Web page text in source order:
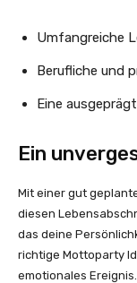
Umfangreiche
Berufliche und
Eine
Ein
Mit einer gut
diesen
das deine
richtige Mottoparty
emotionales Ereignis.